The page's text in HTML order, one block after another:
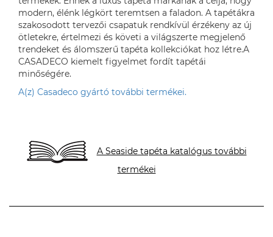
modern, élénk légkört teremtsen a faladon. A tapétákra
szakosodott tervezői csapatuk rendkívül érzékeny az új
ötletekre, értelmezi és követi a világszerte megjelenő
trendeket és álomszerű tapéta kollekciókat hoz létre.A
CASADECO kiemelt figyelmet fordít tapétái
minőségére.
A(z) Casadeco gyártó további termékei.
A Seaside tapéta katalógus további
termékei